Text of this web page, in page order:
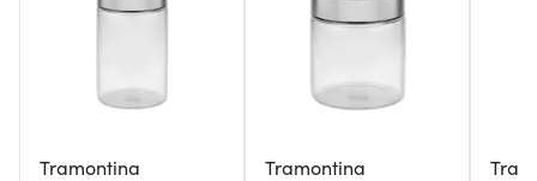
Tramontina Tramontina